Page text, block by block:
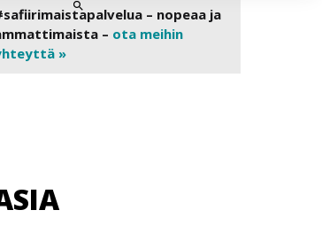
– nopeaa ja
– ota meihin
»